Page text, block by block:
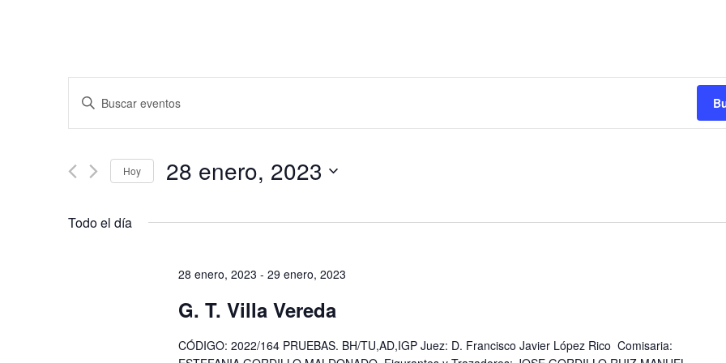
de
búsqueda
vistas
Eventos
Introduce
palabra
Busca
la
Hoy 28 enero, 2023
Todo el día
28 enero, 2023 - 29 enero, 2023
G. T. Villa Vereda
CÓDIGO: 2022/164 PRUEBAS. BH/TU,AD,IGP Juez: D. Francisco Javier López Rico Comisaria: